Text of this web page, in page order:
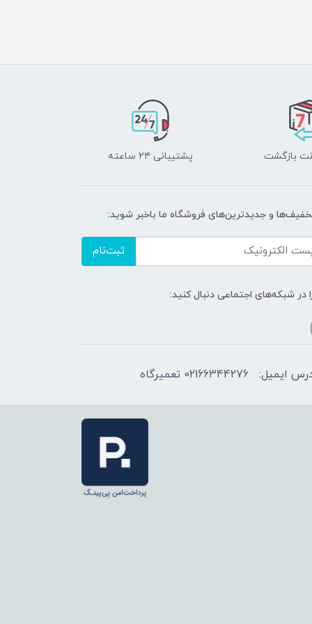
پشتیبانی ۲۴ ساعته
و جدیدترین‌های فروشگاه ما باخبر شوید:
ثبت‌نام
در شبکه‌های اجتماعی دنبال کنید:
ایمیل: 02166344276 تعمیرگاه